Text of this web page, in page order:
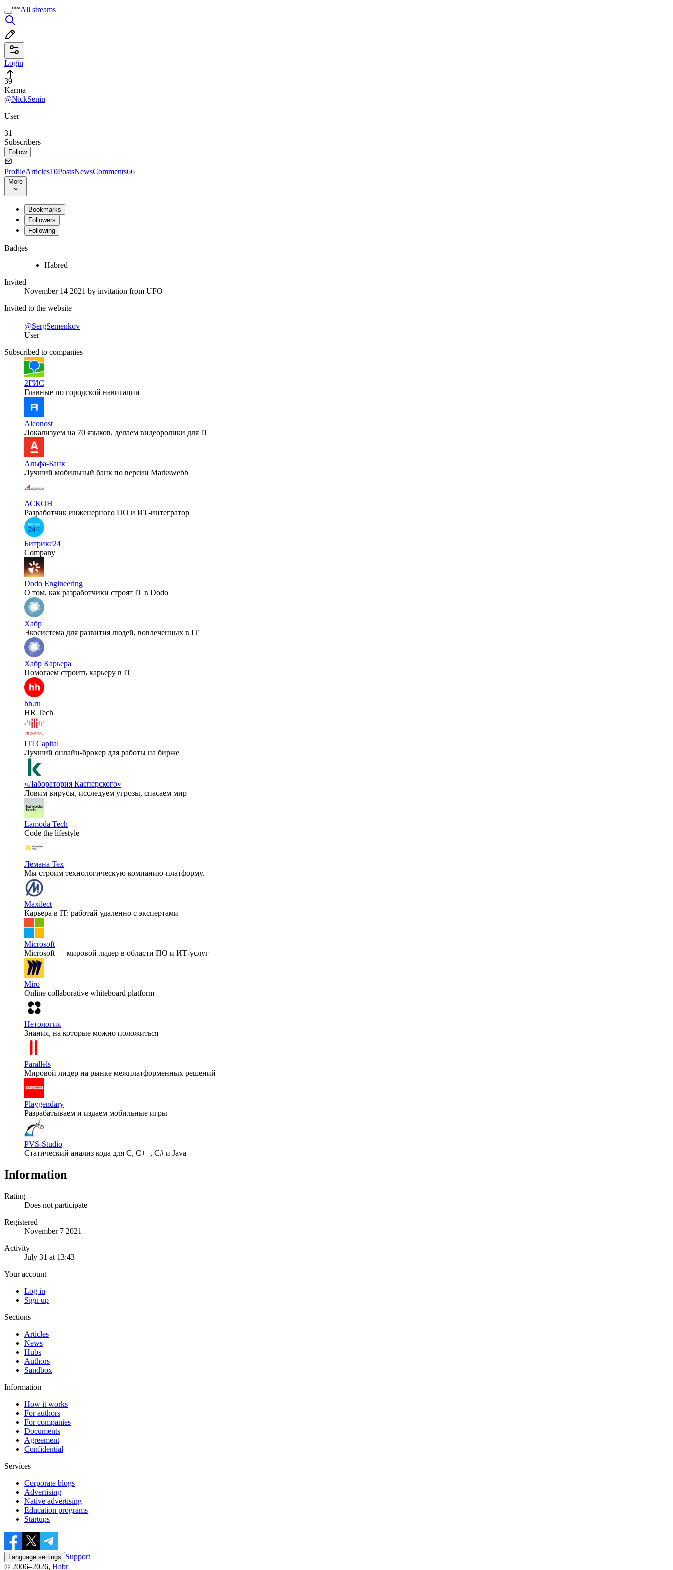
All streams
Login
39
Karma
@NickSenin
User
31
Subscribers
Follow
ProfileArticles10PostsNewsComments66
More
Bookmarks
Followers
Following
Badges
Habred
Invited
November 14 2021 by invitation from UFO
Invited to the website
@SergSemenkov
User
Subscribed to companies
2ГИС
Главные по городской навигации
Alconost
Локализуем на 70 языков, делаем видеоролики для IT
Альфа-Банк
Лучший мобильный банк по версии Markswebb
АСКОН
Разработчик инженерного ПО и ИТ-интегратор
Битрикс24
Company
Dodo Engineering
О том, как разработчики строят IT в Dodo
Хабр
Экосистема для развития людей, вовлеченных в IT
Хабр Карьера
Помогаем строить карьеру в IT
hh.ru
HR Tech
ITI Capital
Лучший онлайн-брокер для работы на бирже
«Лаборатория Касперского»
Ловим вирусы, исследуем угрозы, спасаем мир
Lamoda Tech
Code the lifestyle
Лемана Тех
Мы строим технологическую компанию-платформу.
Maxilect
Карьера в IT: работай удаленно с экспертами
Microsoft
Microsoft — мировой лидер в области ПО и ИТ-услуг
Miro
Online collaborative whiteboard platform
Нетология
Знания, на которые можно положиться
Parallels
Мировой лидер на рынке межплатформенных решений
Playgendary
Разрабатываем и издаем мобильные игры
PVS-Studio
Статический анализ кода для C, C++, C# и Java
Information
Rating
Does not participate
Registered
November 7 2021
Activity
July 31 at 13:43
Your account
Log in
Sign up
Sections
Articles
News
Hubs
Authors
Sandbox
Information
How it works
For authors
For companies
Documents
Agreement
Confidential
Services
Corporate blogs
Advertising
Native advertising
Education programs
Startups
Language settings
Support
© 2006–2026, Habr